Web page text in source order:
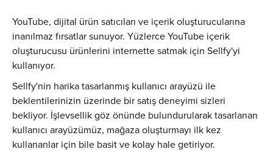
YouTube, dijital ürün satıcıları ve içerik oluşturucularına
inanılmaz fırsatlar sunuyor. Yüzlerce YouTube içerik
oluşturucusu ürünlerini internette satmak için Sellfy'yi
kullanıyor.
Sellfy'nin harika tasarlanmış kullanıcı arayüzü ile
beklentilerinizin üzerinde bir satış deneyimi sizleri
bekliyor. İşlevsellik göz önünde bulundurularak tasarlanan
kullanıcı arayüzümüz, mağaza oluşturmayı ilk kez
kullananlar için bile basit ve kolay hale getiriyor.